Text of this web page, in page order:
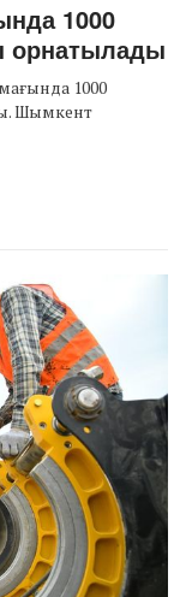
1000
орнатылады
1000
Шымкент